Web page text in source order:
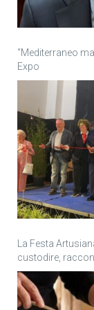
“Mediterraneo
Expo
La Festa
custodire,